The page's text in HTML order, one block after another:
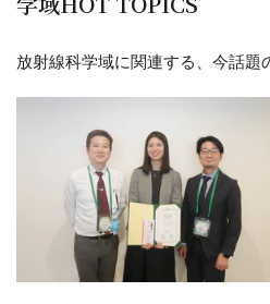
放射線科学域に関連する、今話題